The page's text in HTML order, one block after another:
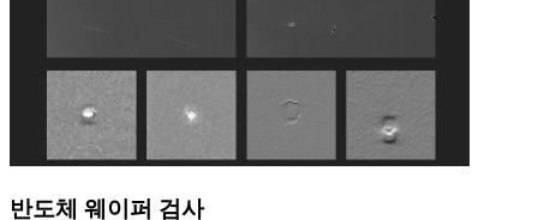
반도체 웨이퍼 검사